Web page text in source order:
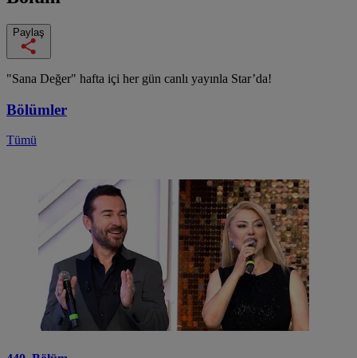
Paylaş
"Sana Değer" hafta içi her gün canlı yayınla Star’da!
Bölümler
Tümü